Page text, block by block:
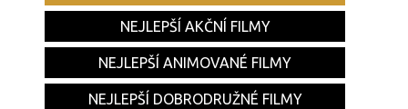
NEJLEPŠÍ AKČNÍ FILMY
NEJLEPŠÍ ANIMOVANÉ FILMY
NEJLEPŠÍ DOBRODRUŽNÉ FILMY